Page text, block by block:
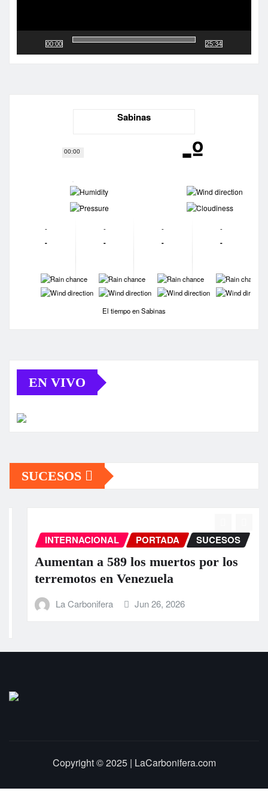
00:00
00:00
25:34
Sabinas
-º
-
-
-
-
-
-
-
-
-
-
-
-
-
-
-
-
-
-
-
-
El tiempo en Sabinas
EN VIVO
SUCESOS
INTERNACIONAL PORTADA SUCESOS
Aumentan a 589 los muertos por los
terremotos en Venezuela
La Carbonifera Jun 26, 2026
Copyright © 2025 | LaCarbonifera.com